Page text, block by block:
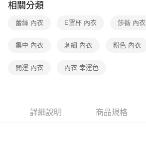
7-11取貨付款
每筆NT$80，滿NT$1,000(含以上)免運費
每筆NT$80，滿NT$1,000(含以上)免運費
宅配
每筆NT$220
相關分類
蕾絲 內衣 E罩杯 內衣 莎薇 內衣
集中 內衣 刺繡 內衣 粉色 內衣
開運 內衣 內衣 幸運色
詳細說明 商品規格